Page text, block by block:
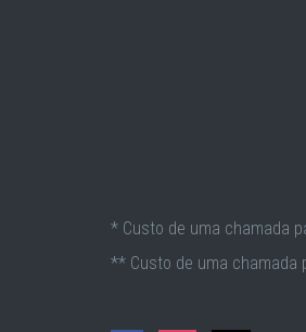
* Custo de uma chamada
** Custo de uma chamada